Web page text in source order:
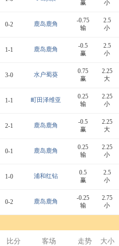
赢
小
0-2 鹿岛鹿角
-0.75
输
2.5
小
1-1 鹿岛鹿角
-0.5
赢
2.5
小
3-0 水户蜀葵
0.75
赢
2.25
大
1-1 町田泽维亚
0.25
输
2.25
小
2-1 鹿岛鹿角
-0.5
赢
2.25
大
0-1 鹿岛鹿角
0.25
输
2.25
小
1-0 浦和红钻
0.5
赢
2.5
小
0-2 鹿岛鹿角
-0.25
输
2.75
小
比分 客场 走势 大小